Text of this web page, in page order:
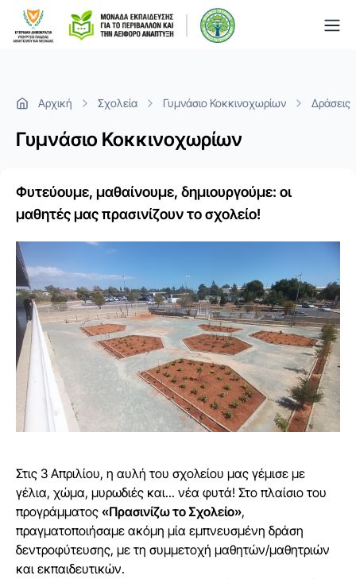
Αρχική Σχολεία Γυμνάσιο Κοκκινοχωρίων Δράσεις
Γυμνάσιο Κοκκινοχωρίων
Φυτεύουμε, μαθαίνουμε, δημιουργούμε: οι
μαθητές μας πρασινίζουν το σχολείο!
Στις 3 Απριλίου, η αυλή του σχολείου μας γέμισε με
γέλια, χώμα, μυρωδιές και... νέα φυτά! Στο πλαίσιο του
προγράμματος «Πρασινίζω το Σχολείο»,
πραγματοποιήσαμε ακόμη μία εμπνευσμένη δράση
δεντροφύτευσης, με τη συμμετοχή μαθητών/μαθητριών
και εκπαιδευτικών.